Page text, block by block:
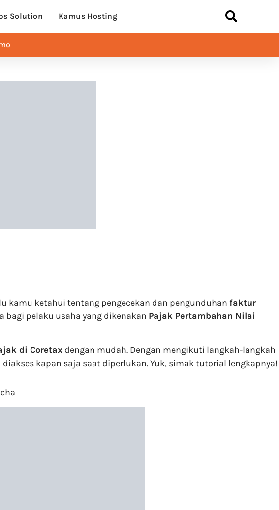
Solution Kamus Hosting
kamu ketahui tentang pengecekan dan pengunduhan faktur
pelaku usaha yang dikenakan Pajak Pertambahan Nilai
di Coretax dengan mudah. Dengan mengikuti langkah-langkah
kapan saja saat diperlukan. Yuk, simak tutorial lengkapnya!